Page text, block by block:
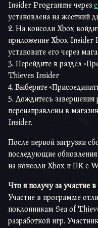
Insider Programme через
установлена на жесткий
На консоли Xbox
приложение Xbox Insider
установите его через
Перейдите в раздел
Thieves Insider
Выберите
Дождитесь завершения
перенаправлены в
Insider.
После первой загрузки
последующие обновления
на консоли Xbox и ПК с
Что я получу за участие
Участие в программе
поклонникам Sea of
разработкой игр.